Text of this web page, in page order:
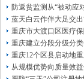
防返贫监测从“被动应
蓝天白云作伴大足交
重庆市大渡口区医疗
重庆建立分段分级分
重庆12个区县启动地
从规模优势向质量效